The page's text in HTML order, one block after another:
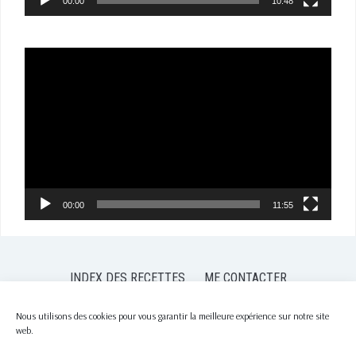
Nous utilisons des cookies pour vous garantir la meilleure expérience sur notre site
web.
00:00 11:55
INDEX DES RECETTES
ME CONTACTER